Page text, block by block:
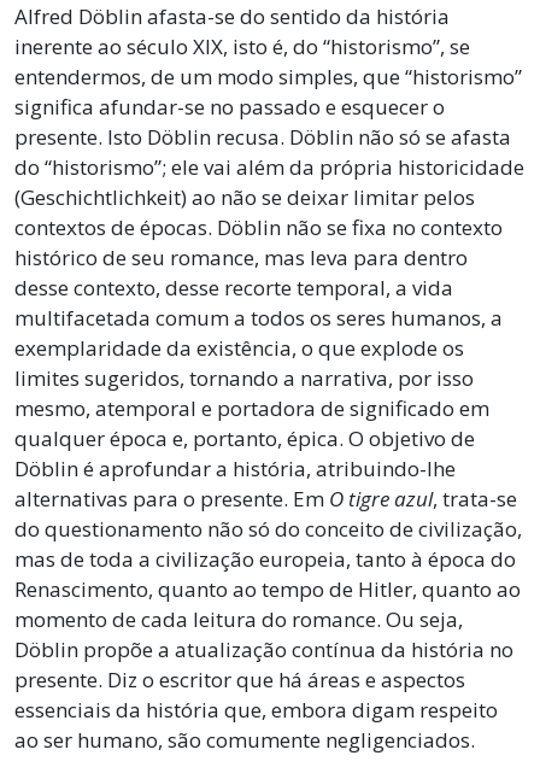
Alfred Döblin afasta-se do sentido da história
inerente ao século XIX, isto é, do “historismo”, se
entendermos, de um modo simples, que “historismo”
significa afundar-se no passado e esquecer o
presente. Isto Döblin recusa. Döblin não só se afasta
do “historismo”; ele vai além da própria historicidade
(Geschichtlichkeit) ao não se deixar limitar pelos
contextos de épocas. Döblin não se fixa no contexto
histórico de seu romance, mas leva para dentro
desse contexto, desse recorte temporal, a vida
multifacetada comum a todos os seres humanos, a
exemplaridade da existência, o que explode os
limites sugeridos, tornando a narrativa, por isso
mesmo, atemporal e portadora de significado em
qualquer época e, portanto, épica. O objetivo de
Döblin é aprofundar a história, atribuindo-lhe
alternativas para o presente. Em O tigre azul, trata-se
do questionamento não só do conceito de civilização,
mas de toda a civilização europeia, tanto à época do
Renascimento, quanto ao tempo de Hitler, quanto ao
momento de cada leitura do romance. Ou seja,
Döblin propõe a atualização contínua da história no
presente. Diz o escritor que há áreas e aspectos
essenciais da história que, embora digam respeito
ao ser humano, são comumente negligenciados.